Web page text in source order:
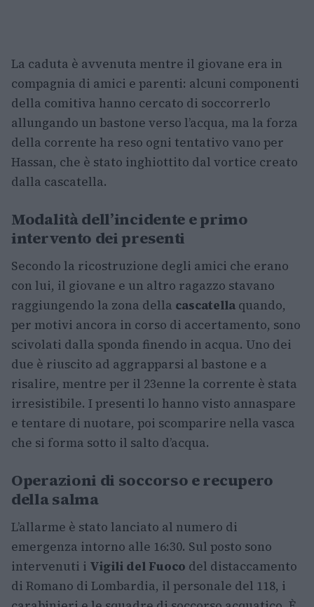
La caduta è avvenuta mentre il giovane era in
compagnia di amici e parenti: alcuni componenti
della comitiva hanno cercato di soccorrerlo
allungando un bastone verso l’acqua, ma la forza
della corrente ha reso ogni tentativo vano per
Hassan, che è stato inghiottito dal vortice creato
dalla cascatella.
Modalità dell’incidente e primo
intervento dei presenti
Secondo la ricostruzione degli amici che erano
con lui, il giovane e un altro ragazzo stavano
raggiungendo la zona della cascatella quando,
per motivi ancora in corso di accertamento, sono
scivolati dalla sponda finendo in acqua. Uno dei
due è riuscito ad aggrapparsi al bastone e a
risalire, mentre per il 23enne la corrente è stata
irresistibile. I presenti lo hanno visto annaspare
e tentare di nuotare, poi scomparire nella vasca
che si forma sotto il salto d’acqua.
Operazioni di soccorso e recupero
della salma
L’allarme è stato lanciato al numero di
emergenza intorno alle 16:30. Sul posto sono
intervenuti i Vigili del Fuoco del distaccamento
di Romano di Lombardia, il personale del 118, i